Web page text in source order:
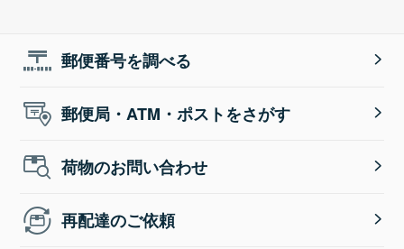
郵便番号を調べる
郵便局・ATM・ポストをさがす
荷物のお問い合わせ
再配達のご依頼